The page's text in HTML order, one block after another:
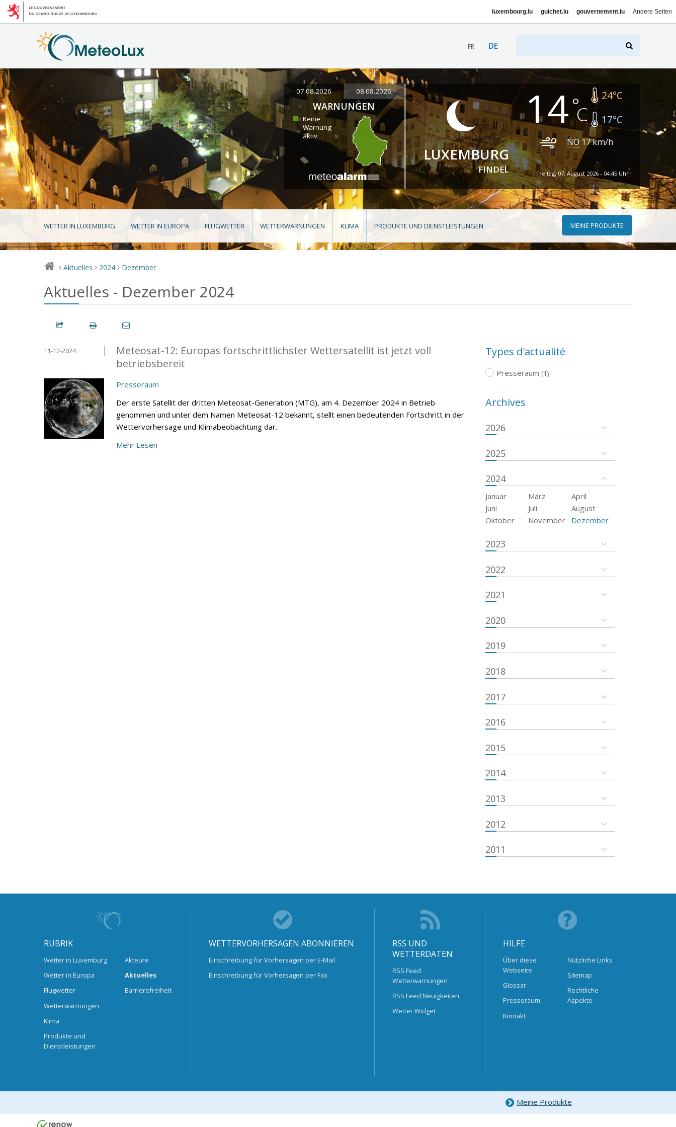
luxembourg.lu guichet.lu gouvernement.lu Andere Seiten
FR DE
07.08.2026 08.08.2026
WARNUNGEN
Keine
Warnung
aktiv
LUXEMBURG
FINDEL
14 24°C
17°C
NO 17km/h
Freitag, 07. August 2026 - 04:45 Uhr
WETTER IN LUXEMBURG WETTER IN EUROPA FLUGWETTER WETTERWARNUNGEN KLIMA PRODUKTE UND DIENSTLEISTUNGEN MEINE PRODUKTE
> Aktuelles > 2024 > Dezember
Aktuelles - Dezember 2024
Meteosat-12: Europas fortschrittlichster Wettersatellit ist jetzt voll
betriebsbereit
11-12-2024
Presseraum
Der erste Satellit der dritten Meteosat-Generation (MTG), am 4. Dezember 2024 in Betrieb
genommen und unter dem Namen Meteosat-12 bekannt, stellt einen bedeutenden Fortschritt in der
Wettervorhersage und Klimabeobachtung dar.
Mehr Lesen
Types d'actualité
Presseraum (1)
Archives
2026
2025
2024
Januar März
April
Juni
Juli
August
Oktober
November Dezember
2023
2022
2021
2020
2019
2018
2017
2016
2015
2014
2013
2012
2011
RUBRIK
Wetter in Luxemburg
Wetter in Europa
Flugwetter
Wetterwarnungen
Klima
Produkte und
Dienstleistungen
Akteure
Aktuelles
Barrierefreiheit
WETTERVORHERSAGEN ABONNIEREN
Einschreibung für Vorhersagen per E-Mail
Einschreibung für Vorhersagen per Fax
RSS UND
WETTERDATEN
RSS Feed
Wetterwarnungen
RSS Feed Neuigkeiten
Wetter Widget
HILFE
Über diese
Webseite
Glossar
Presseraum
Kontakt
Nützliche Links
Sitemap
Rechtliche
Aspekte
Meine Produkte